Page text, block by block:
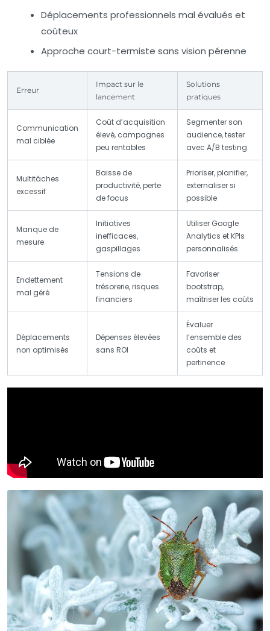
Déplacements professionnels mal évalués et
coûteux
Approche court-termiste sans vision pérenne
Erreur
Impact sur le
lancement
Solutions
pratiques
Communication
mal ciblée
Coût d’acquisition
élevé, campagnes
peu rentables
Segmenter son
audience, tester
avec A/B testing
Multitâches
excessif
Baisse de
productivité, perte
de focus
Prioriser, planifier,
externaliser si
possible
Manque de
mesure
Initiatives
inefficaces,
gaspillages
Utiliser Google
Analytics et KPIs
personnalisés
Endettement
mal géré
Tensions de
trésorerie, risques
financiers
Favoriser
bootstrap,
maîtriser les coûts
Déplacements
non optimisés
Dépenses élevées
sans ROI
Évaluer
l’ensemble des
coûts et
pertinence